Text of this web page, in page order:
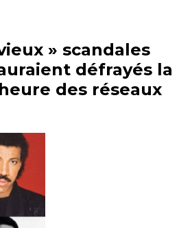
» scandales
défrayés la
des réseaux